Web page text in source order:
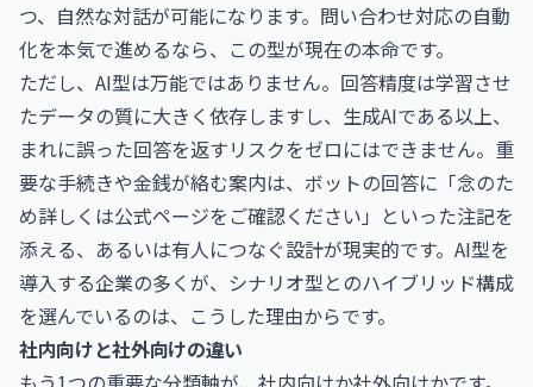
つ、自然な対話が可能になります。問い合わせ対応の自動
化を本気で進めるなら、この型が現在の本命です。
ただし、AI型は万能ではありません。回答精度は学習させ
たデータの質に大きく依存しますし、生成AIである以上、
まれに誤った回答を返すリスクをゼロにはできません。重
要な手続きや金銭が絡む案内は、ボットの回答に「念のた
め詳しくは公式ページをご確認ください」といった注記を
添える、あるいは有人につなぐ設計が現実的です。AI型を
導入する企業の多くが、シナリオ型とのハイブリッド構成
を選んでいるのは、こうした理由からです。
社内向けと社外向けの違い